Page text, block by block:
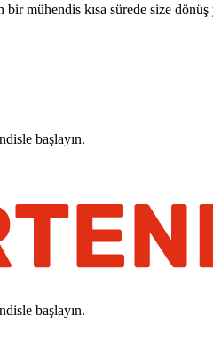
mühendis kısa sürede size dönüş
başlayın.
başlayın.